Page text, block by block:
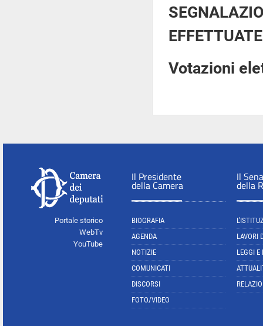
Votazioni
Portale storico
WebTv
YouTube
Il Presidente
della Camera
BIOGRAFIA
AGENDA
NOTIZIE
COMUNICATI
DISCORSI
FOTO/VIDEO
Il
della
LAVORI
LEGGI E